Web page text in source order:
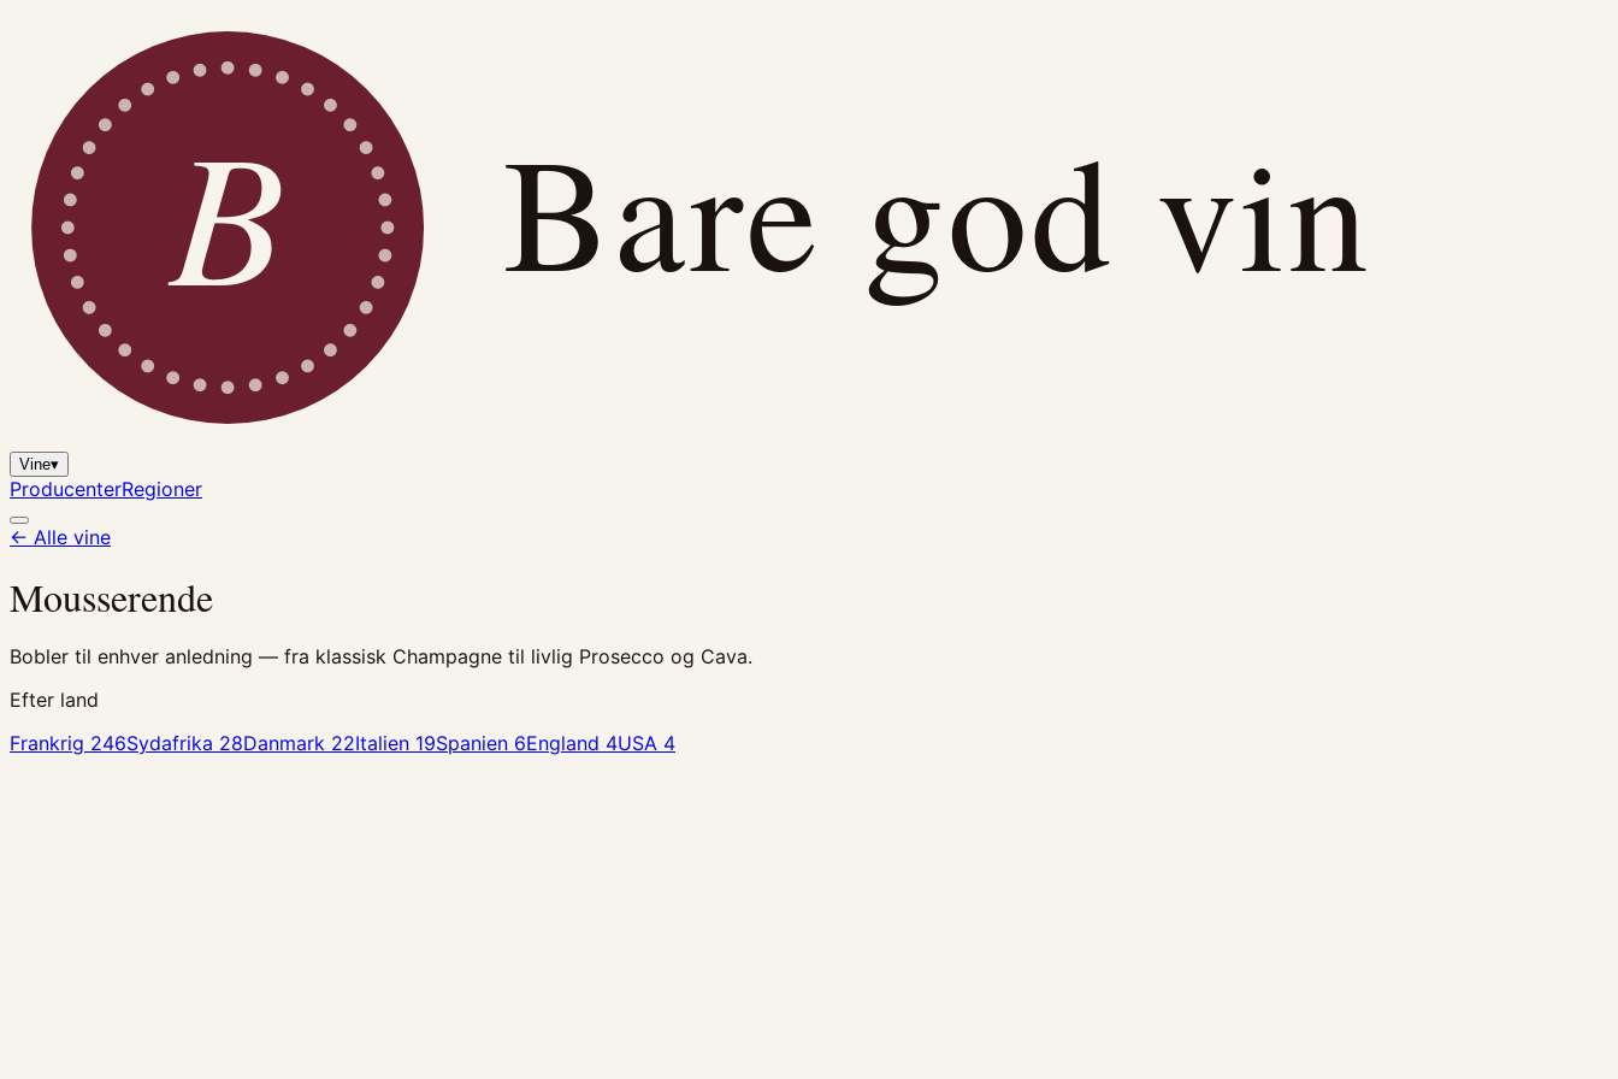
B Bare god vin
Vine▾
ProducenterRegioner
← Alle vine
Mousserende
Bobler til enhver anledning — fra klassisk Champagne til livlig Prosecco og Cava.
Efter land
Frankrig 246Sydafrika 28Danmark 22Italien 19Spanien 6England 4USA 4